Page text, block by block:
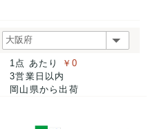
1点 あたり
￥0
3営業日以内
岡山県から出荷